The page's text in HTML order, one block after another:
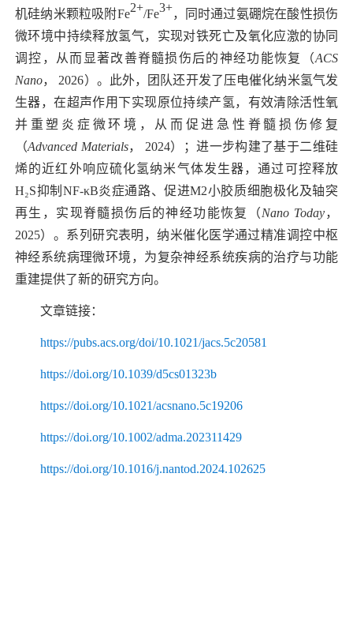
机硅纳米颗粒吸附Fe2+/Fe3+，同时通过氨硼烷在酸性损伤
微环境中持续释放氢气，实现对铁死亡及氧化应激的协同
调控，从而显著改善脊髓损伤后的神经功能恢复（ACS
Nano， 2026）。此外，团队还开发了压电催化纳米氢气发
生器，在超声作用下实现原位持续产氢，有效清除活性氧
并重塑炎症微环境，从而促进急性脊髓损伤修复
（Advanced Materials， 2024）；进一步构建了基于二维硅
烯的近红外响应硫化氢纳米气体发生器，通过可控释放
H₂S抑制 NF-κB炎症通路、促进M2小胶质细胞极化及轴突
再生，实现脊髓损伤后的神经功能恢复（Nano Today，
2025）。系列研究表明，纳米催化医学通过精准调控中枢
神经系统病理微环境，为复杂神经系统疾病的治疗与功能
重建提供了新的研究方向。
文章链接：
https://pubs.acs.org/doi/10.1021/jacs.5c20581
https://doi.org/10.1039/d5cs01323b
https://doi.org/10.1021/acsnano.5c19206
https://doi.org/10.1002/adma.202311429
https://doi.org/10.1016/j.nantod.2024.102625